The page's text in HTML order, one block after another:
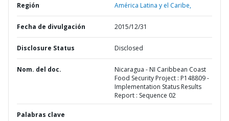
Región América Latina y el Caribe,
Fecha de divulgación 2015/12/31
Disclosure Status Disclosed
Nom. del doc.
Nicaragua - NI Caribbean Coast
Food Security Project : P148809 -
Implementation Status Results
Report : Sequence 02
Palabras clave